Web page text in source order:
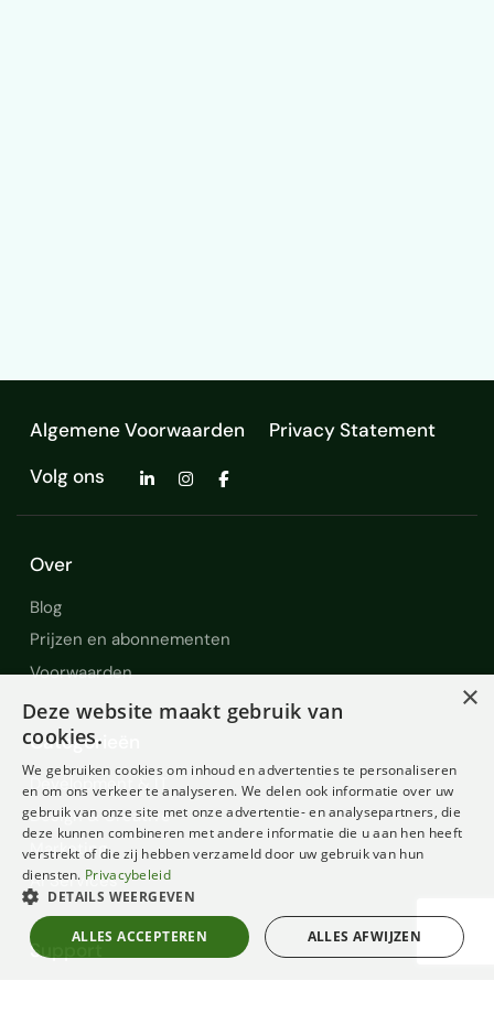
Algemene Voorwaarden
Privacy Statement
Volg ons
Over
Blog
Prijzen en abonnementen
Voorwaarden
Categorieën
Development & IT
Design & Creative
Marketing
AI Services
Support
×
Deze website maakt gebruik van
cookies.
We gebruiken cookies om inhoud en advertenties te personaliseren
en om ons verkeer te analyseren. We delen ook informatie over uw
gebruik van onze site met onze advertentie- en analysepartners, die
deze kunnen combineren met andere informatie die u aan hen heeft
verstrekt of die zij hebben verzameld door uw gebruik van hun
diensten. Privacybeleid
DETAILS WEERGEVEN
ALLES ACCEPTEREN ALLES AFWIJZEN